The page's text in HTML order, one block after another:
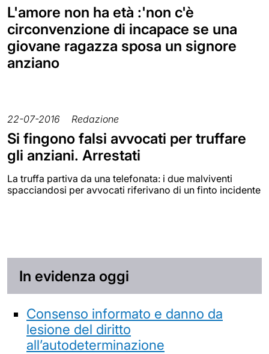
L'amore non ha età :'non c'è
circonvenzione di incapace se una
giovane ragazza sposa un signore
anziano
22-07-2016 Redazione
Si fingono falsi avvocati per truffare
gli anziani. Arrestati
La truffa partiva da una telefonata: i due malviventi
spacciandosi per avvocati riferivano di un finto incidente
In evidenza oggi
Consenso informato e danno da
lesione del diritto
all’autodeterminazione